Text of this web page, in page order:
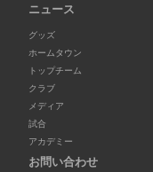
ニュース
グッズ
ホームタウン
トップチーム
クラブ
メディア
試合
アカデミー
お問い合わせ